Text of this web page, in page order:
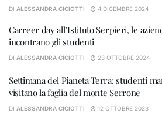
DI ALESSANDRA CICIOTTI 4 DICEMBRE 2024
Carreer day all’Istituto Serpieri, le
incontrano gli studenti
DI ALESSANDRA CICIOTTI 23 OTTOBRE 2024
Settimana del Pianeta Terra: studenti
visitano la faglia del monte Serrone
DI ALESSANDRA CICIOTTI 12 OTTOBRE 2023